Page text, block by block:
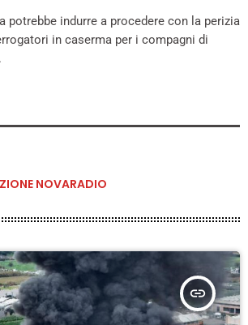
potrebbe indurre a procedere con la perizia
in caserma per i compagni di
NOVARADIO
insert_link